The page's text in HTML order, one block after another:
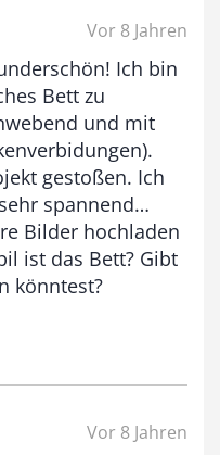
Vor 8 Jahren
Ich bin
Bett zu
und mit
gestoßen. Ich
spannend…
Bilder hochladen
ist das Bett? Gibt
könntest?
Vor 8 Jahren